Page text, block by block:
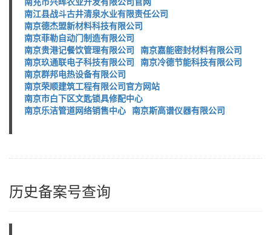
南江县战斗古井清泉水业有限责任公司
南京德杰盟新材料科技有限公司
南京菲勒自动门制造有限公司
南京贵港记餐饮管理有限公司 南京嘉能密封材料有限公司
南京玖通联电子科技有限公司 南京冷德节能科技有限公司
南京群邦电热设备有限公司
南京荣顺建筑工程有限公司官方网站
南京市白下区文匙锁具修配中心
南京乐洁管道网络销售中心 南京斯高谱仪器有限公司
历史备案号查询